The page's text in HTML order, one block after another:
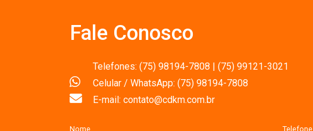
Fale Conosco
Telefones: (75) 98194-7808 | (75) 99121-3021
Celular / WhatsApp: (75) 98194-7808
E-mail: contato@cdkm.com.br
Nome Telefone